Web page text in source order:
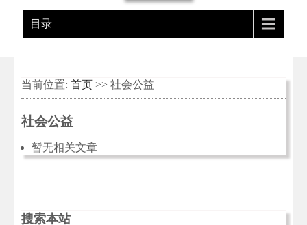
目录
当前位置: 首页 >> 社会公益
社会公益
暂无相关文章
搜索本站